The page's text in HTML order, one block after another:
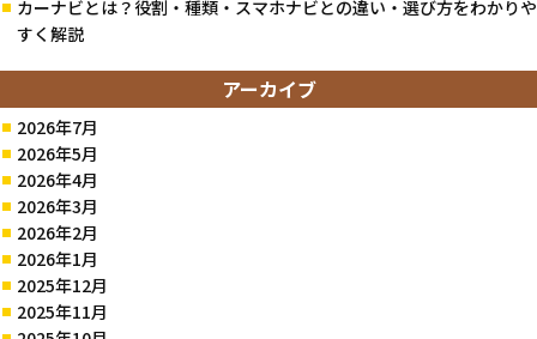
カーナビとは？役割・種類・スマホナビとの違い・選び方をわかりや
すく解説
アーカイブ
2026年7月
2026年5月
2026年4月
2026年3月
2026年2月
2026年1月
2025年12月
2025年11月